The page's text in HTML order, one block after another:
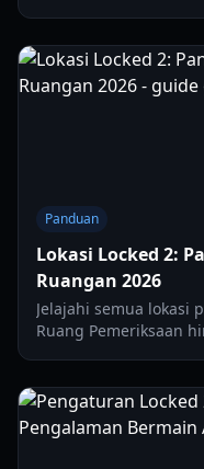
Panduan
Lokasi Locked 2:
Ruangan 2026
Jelajahi semua lokasi
Ruang Pemeriksaan